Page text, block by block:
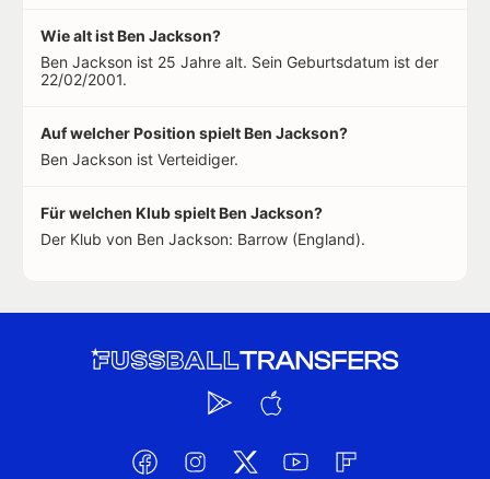
Wie alt ist Ben Jackson?
Ben Jackson ist 25 Jahre alt. Sein Geburtsdatum ist der
22/02/2001.
Auf welcher Position spielt Ben Jackson?
Ben Jackson ist Verteidiger.
Für welchen Klub spielt Ben Jackson?
Der Klub von Ben Jackson: Barrow (England).